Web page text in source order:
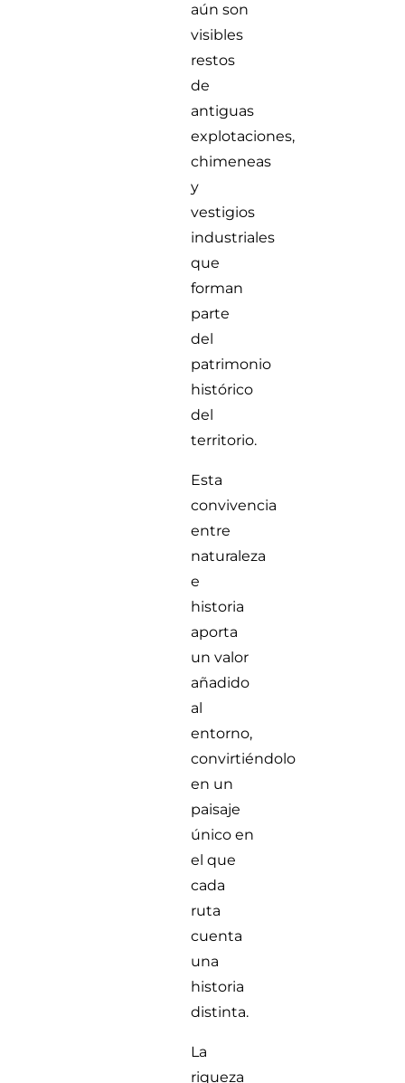
aún son
visibles
restos
de
antiguas
explotaciones,
chimeneas
y
vestigios
industriales
que
forman
parte
del
patrimonio
histórico
del
territorio.
Esta
convivencia
entre
naturaleza
e
historia
aporta
un valor
añadido
al
entorno,
convirtiéndolo
en un
paisaje
único en
el que
cada
ruta
cuenta
una
historia
distinta.
La
riqueza